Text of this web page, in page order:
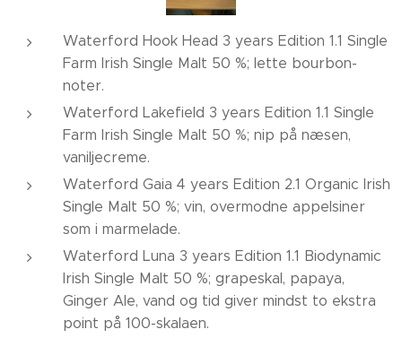
Waterford Hook Head 3 years Edition 1.1 Single
Farm Irish Single Malt 50 %; lette bourbon-
noter.
Waterford Lakefield 3 years Edition 1.1 Single
Farm Irish Single Malt 50 %; nip på næsen,
vaniljecreme.
Waterford Gaia 4 years Edition 2.1 Organic Irish
Single Malt 50 %; vin, overmodne appelsiner
som i marmelade.
Waterford Luna 3 years Edition 1.1 Biodynamic
Irish Single Malt 50 %; grapeskal, papaya,
Ginger Ale, vand og tid giver mindst to ekstra
point på 100-skalaen.